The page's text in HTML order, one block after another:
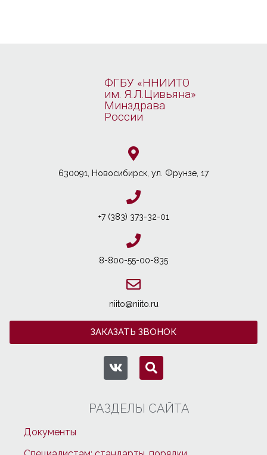
ФГБУ «ННИИТО
им. Я.Л.Цивьяна»
Минздрава
России
630091, Новосибирcк, ул. Фрунзе, 17
+7 (383) 373-32-01
8-800-55-00-835
niito@niito.ru
ЗАКАЗАТЬ ЗВОНОК
РАЗДЕЛЫ САЙТА
Документы